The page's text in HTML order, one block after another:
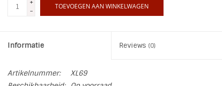
Blog
+
-
TOEVOEGEN AAN WINKELWAGEN
Informatie Reviews (0)
Artikelnummer:
XL69